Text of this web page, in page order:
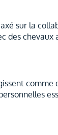
sur la
des